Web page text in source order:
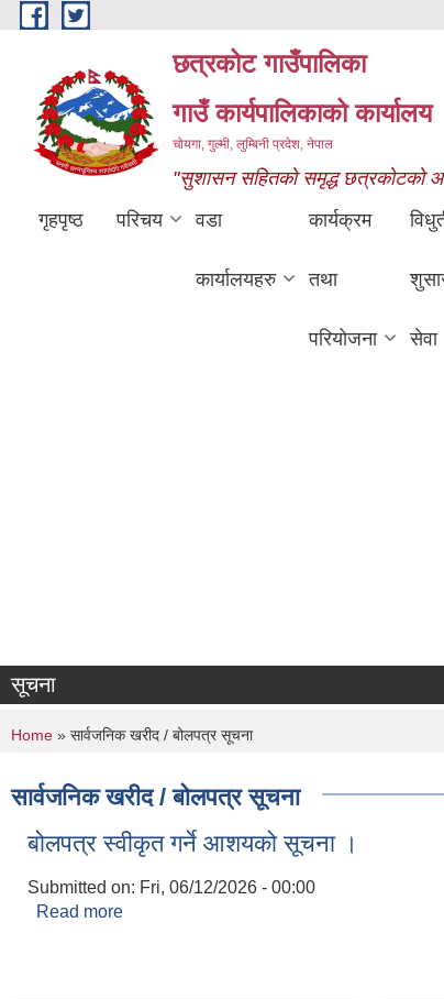
Skip to main content
छत्रकोट गाउँपालिका
गाउँ कार्यपालिकाको कार्यालय
चोयगा, गुल्मी, लुम्बिनी प्रदेश, नेपाल
"सुशासन सहितको समृद्ध छत्रकोटको
गृहपृष्ठ परिचय वडा
कार्यालयहरु
कार्यक्रम
तथा
परियोजना सेवा
सूचना
You are here
Home » सार्वजनिक खरीद / बोलपत्र सूचना
सार्वजनिक खरीद / बोलपत्र सूचना
बोलपत्र स्वीकृत गर्ने आशयको सूचना ।
Submitted on: Fri, 06/12/2026 - 00:00
Read more